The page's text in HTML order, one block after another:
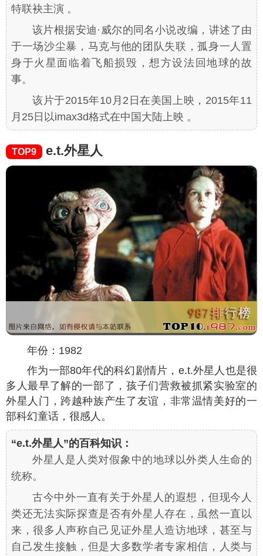
特联袂主演 。
该片根据安迪·威尔的同名小说改编，讲述了由
于一场沙尘暴，马克与他的团队失联，孤身一人置
身于火星面临着飞船损毁，想方设法回地球的故
事。
该片于2015年10月2日在美国上映，2015年11
月25日以imax3d格式在中国大陆上映 。
TOP9 e.t.外星人
年份：1982
作为一部80年代的科幻剧情片，e.t.外星人也是很
多人最早了解的一部了，孩子们营救被抓紧实验室的
外星人门，跨越种族产生了友谊，非常温情美好的一
部科幻童话，很感人。
“e.t.外星人”的百科知识：
外星人是人类对假象中的地球以外类人生命的
统称。
古今中外一直有关于外星人的遐想，但现今人
类还无法实际探查是否有外星人存在，虽然一直以
来，很多人声称自己见证外星人造访地球，甚至与
自己发生接触，但是大多数学者专家相信，人类与